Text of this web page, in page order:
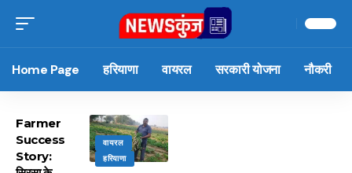
Home Page हरियाणा वायरल सरकारी योजना नौकरी
वायरल
हरियाणा
Farmer
Success
Story: